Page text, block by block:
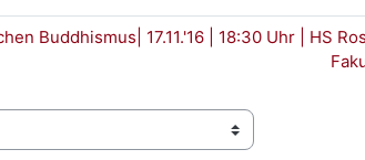
Buddhismus| 17.11.'16 | 18:30 Uhr | HS